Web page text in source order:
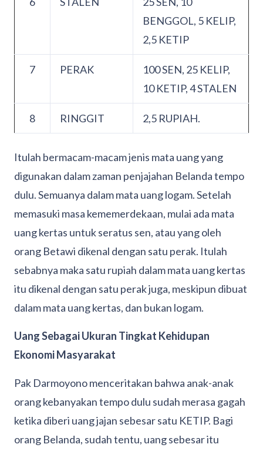
BENGGOL, 5 KELIP,
2,5 KETIP
7 PERAK
100 SEN, 25 KELIP,
10 KETIP, 4 STALEN
8 RINGGIT 2,5 RUPIAH.
Itulah bermacam-macam jenis mata uang yang
digunakan dalam zaman penjajahan Belanda tempo
dulu. Semuanya dalam mata uang logam. Setelah
memasuki masa kememerdekaan, mulai ada mata
uang kertas untuk seratus sen, atau yang oleh
orang Betawi dikenal dengan satu perak. Itulah
sebabnya maka satu rupiah dalam mata uang kertas
itu dikenal dengan satu perak juga, meskipun dibuat
dalam mata uang kertas, dan bukan logam.
Uang Sebagai Ukuran Tingkat Kehidupan
Ekonomi Masyarakat
Pak Darmoyono menceritakan bahwa anak-anak
orang kebanyakan tempo dulu sudah merasa gagah
ketika diberi uang jajan sebesar satu KETIP. Bagi
orang Belanda, sudah tentu, uang sebesar itu